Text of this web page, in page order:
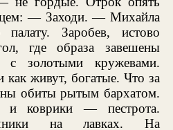
— Заходи. — Михайла
Заробев, истово
где образа завешены
с золотыми кружевами.
живут, богатые. Что за
обиты рытым бархатом.
коврики — пестрота.
на лавках. На